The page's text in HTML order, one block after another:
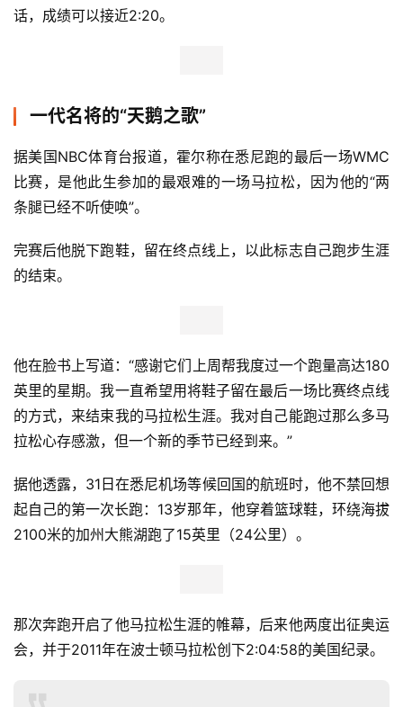
话，成绩可以接近2:20。
一代名将的“天鹅之歌”
据美国NBC体育台报道，霍尔称在悉尼跑的最后一场WMC
比赛，是他此生参加的最艰难的一场马拉松，因为他的“两
条腿已经不听使唤”。
完赛后他脱下跑鞋，留在终点线上，以此标志自己跑步生涯
的结束。
他在脸书上写道：“感谢它们上周帮我度过一个跑量高达180
英里的星期。我一直希望用将鞋子留在最后一场比赛终点线
的方式，来结束我的马拉松生涯。我对自己能跑过那么多马
拉松心存感激，但一个新的季节已经到来。”
据他透露，31日在悉尼机场等候回国的航班时，他不禁回想
起自己的第一次长跑：13岁那年，他穿着篮球鞋，环绕海拔
2100米的加州大熊湖跑了15英里（24公里）。
那次奔跑开启了他马拉松生涯的帷幕，后来他两度出征奥运
会，并于2011年在波士顿马拉松创下2:04:58的美国纪录。